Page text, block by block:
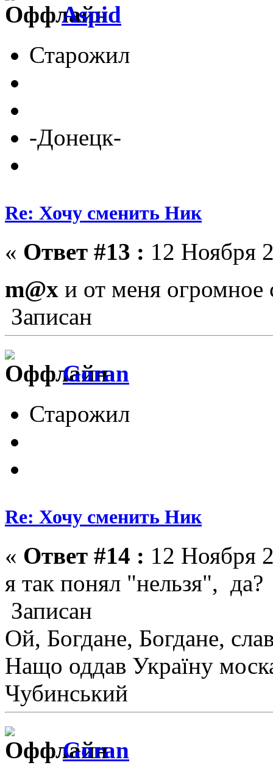
Aspid
Старожил
-Донецк-
Re: Хочу сменить Ник
« Ответ #13 : 12 Ноября
m@x и от меня
Записан
Goran
Старожил
Re: Хочу сменить Ник
« Ответ #14 : 12 Ноября
я так понял "нельзя", да?
Записан
Ой, Богдане, Богдане,
Нащо оддав Україну
Чубинський
Goran